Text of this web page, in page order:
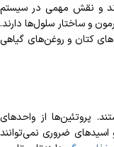
و نقش مهمی در سیستم
و ساختار سلول‌ها دارند.
امگا-6 در ماهی، دانه‌های کتان و روغن‌های گیاهی
پروتئین‌ها از واحدهای
اسیدهای ضروری نمی‌توانند